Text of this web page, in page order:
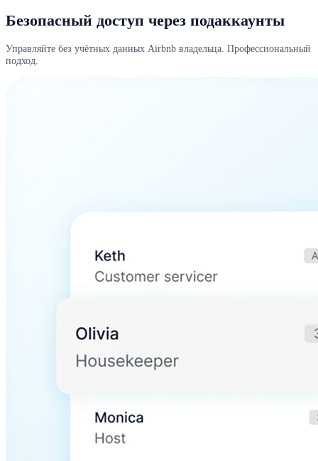
Безопасный доступ через подаккаунты
Управляйте без учётных данных Airbnb владельца. Профессиональный
подход.